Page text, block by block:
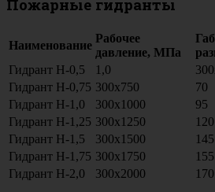
Пожарные гидранты
Наименование
Рабочее
давление, МПа
Гидрант Н-0,5
1,0
Гидрант Н-0,75 300х750
70
Гидрант Н-1,0
300х1000
95
Гидрант Н-1,25 300х1250
120
Гидрант Н-1,5
300х1500
145
Гидрант Н-1,75 300х1750
155
Гидрант Н-2,0
300х2000 170